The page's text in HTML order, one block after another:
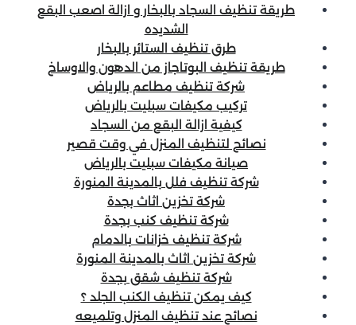
طريقة تنظيف السجاد بالبخار و ازالة اصعب البقع
الشديده
طرق تنظيف الستائر بالبخار
طريقة تنظيف البوتاجاز من الدهون والاوساخ
شركة تنظيف مطاعم بالرياض
تركيب مكيفات سبليت بالرياض
كيفية ازالة البقع من السجاد
نصائح لتنظيف المنزل في وقت قصير
صيانة مكيفات سبليت بالرياض
شركة تنظيف فلل بالمدينة المنورة
شركة تخزين اثاث بجدة
شركة تنظيف كنب بجدة
شركة تنظيف خزانات بالدمام
شركة تخزين اثاث بالمدينة المنورة
شركة تنظيف شقق بجدة
كيف يمكن تنظيف الكنب الجلد ؟
نصائح عند تنظيف المنزل وتلميعه